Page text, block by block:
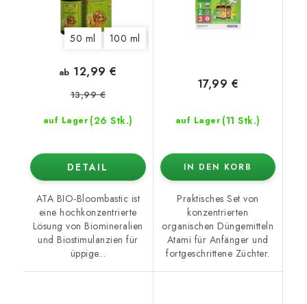
50 ml 100 ml
auf Lager (26 Stk.)
ab 12,99 €
13,99 €
DETAIL
ATA BIO-Bloombastic ist
eine hochkonzentrierte
Lösung von Biomineralien
und Biostimulanzien für
üppige...
auf Lager (11 Stk.)
17,99 €
IN DEN KORB
Praktisches Set von
konzentrierten
organischen Düngemitteln
Atami für Anfänger und
fortgeschrittene Züchter.